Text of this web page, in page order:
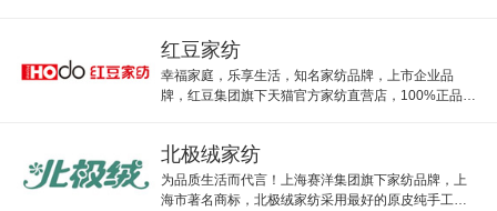
红豆家纺
幸福家庭，乐享生活，知名家纺品牌，上市企业品
牌，红豆集团旗下天猫官方家纺直营店，100%正品，
北极绒家纺
为品质生活而代言！上海赛洋集团旗下家纺品牌，上
海市著名商标，北极绒家纺采用最好的原皮纯手工缝